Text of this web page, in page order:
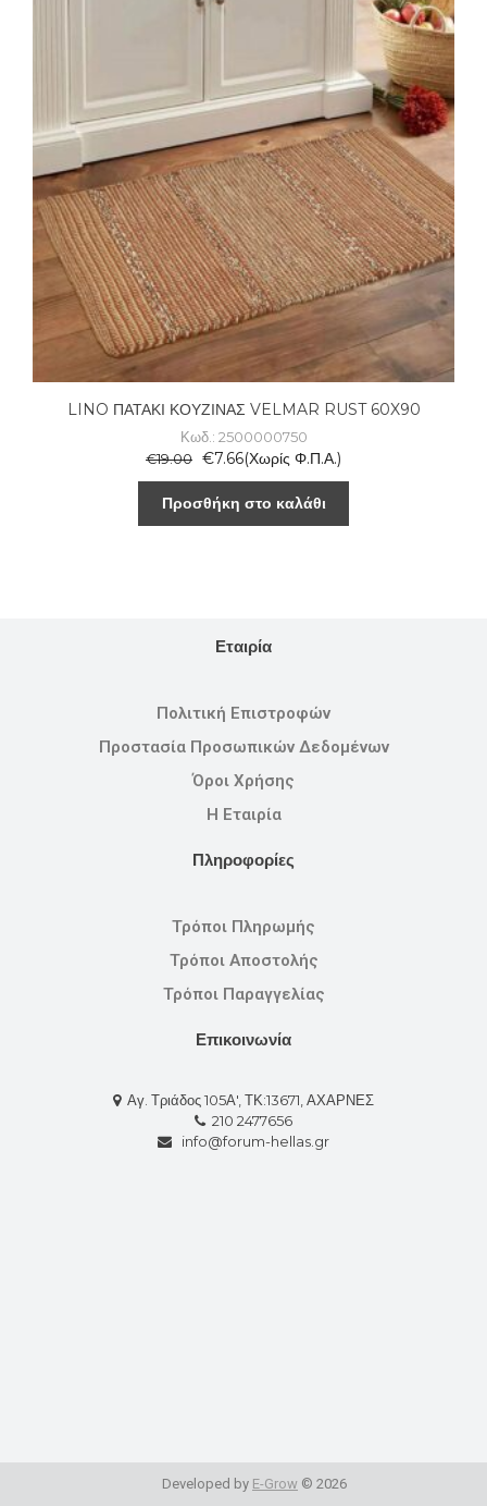
LINO ΠΑΤΑΚΙ ΚΟΥΖΙΝΑΣ VELMAR RUST 60X90
Κωδ.: 2500000750
€19.00 €7.66(Χωρίς Φ.Π.Α.)
Προσθήκη στο καλάθι
Εταιρία
Πολιτική Επιστροφών
Προστασία Προσωπικών Δεδομένων
Όροι Χρήσης
Η Εταιρία
Πληροφορίες
Τρόποι Πληρωμής
Τρόποι Αποστολής
Τρόποι Παραγγελίας
Επικοινωνία
Αγ. Τριάδος 105Α', ΤΚ:13671, ΑΧΑΡΝΕΣ
210 2477656
info@forum-hellas.gr
Developed by E-Grow © 2026